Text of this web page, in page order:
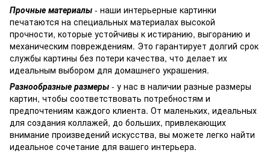
Прочные материалы - наши интерьерные картинки
печатаются на специальных материалах высокой
прочности, которые устойчивы к истиранию, выгоранию и
механическим повреждениям. Это гарантирует долгий срок
службы картины без потери качества, что делает их
идеальным выбором для домашнего украшения.
Разнообразные размеры - у нас в наличии разные размеры
картин, чтобы соответствовать потребностям и
предпочтениям каждого клиента. От маленьких, идеальных
для создания коллажей, до больших, привлекающих
внимание произведений искусства, вы можете легко найти
идеальное сочетание для вашего интерьера.